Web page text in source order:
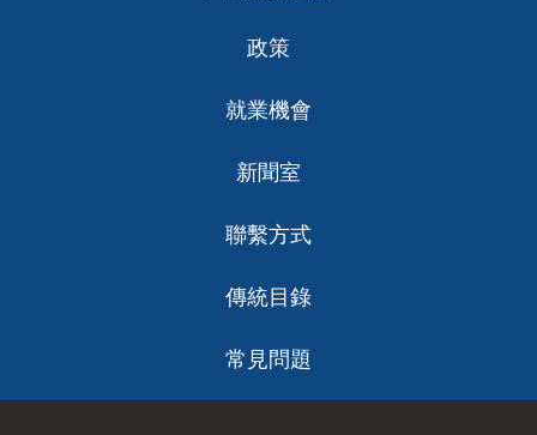
政策
就業機會
新聞室
聯繫方式
傳統目錄
常見問題